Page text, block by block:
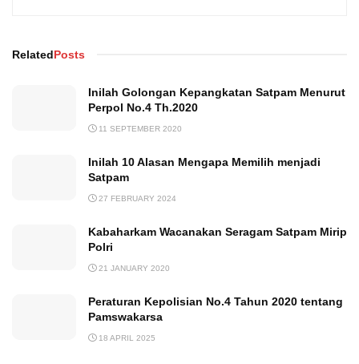
RelatedPosts
Inilah Golongan Kepangkatan Satpam Menurut
Perpol No.4 Th.2020
11 SEPTEMBER 2020
Inilah 10 Alasan Mengapa Memilih menjadi
Satpam
27 FEBRUARY 2024
Kabaharkam Wacanakan Seragam Satpam Mirip
Polri
21 JANUARY 2020
Peraturan Kepolisian No.4 Tahun 2020 tentang
Pamswakarsa
18 APRIL 2025